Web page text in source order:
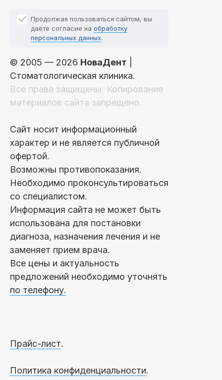
Продолжая пользоваться сайтом, вы
даёте согласие на обработку
персональных данных.
© 2005 — 2026 НоваДент
Стоматологическая клиника.
Все права защищены. Копирование
материалов сайта запрещено.
Сайт носит информационный
характер и не является публичной
офертой.
Возможны противопоказания.
Необходимо проконсультироваться
со специалистом.
Информация сайта не может быть
использована для постановки
диагноза, назначения лечения и не
заменяет прием врача.
Все цены и актуальность
предложений необходимо уточнять
по телефону.
Прайс-лист.
Политика конфиденциальности.